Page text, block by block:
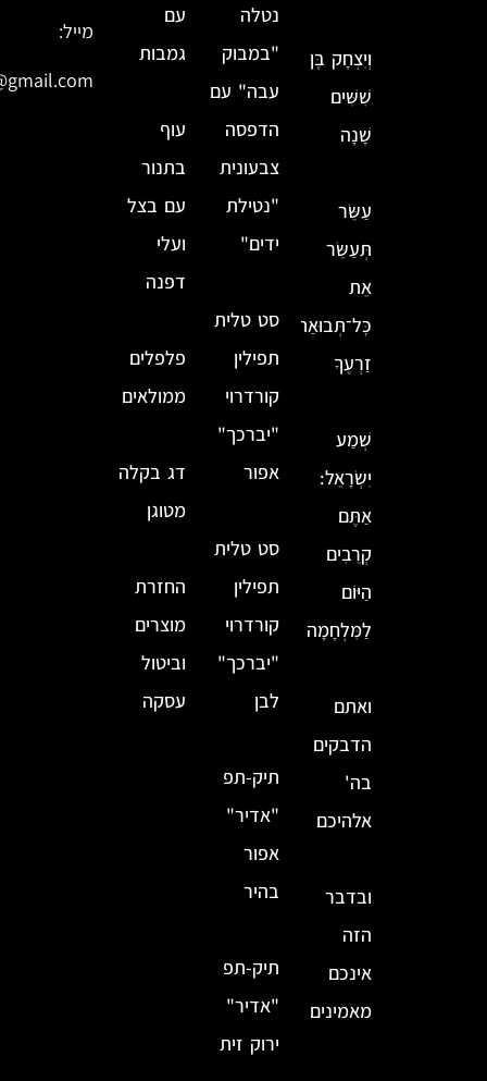
וְיִצְחָק בֶּן
שִׁשִּׁים
שָׁנָה
עַשֵּׂר
תְּעַשֵּׂר
אֵת
כׇּל־תְּבוּאַת
זַרְעֶךָ
שְׁמַע
יִשְׂרָאֵל:
אַתֶּם
קְרֵבִים
הַיּוֹם
לַמִּלְחָמָה
ואתם
הדבקים
בה'
אלהיכם
ובדבר
הזה
אינכם
מאמינים
נטלה
"במבוק
עבה" עם
הדפסה
צבעונית
"נטילת
ידים"
סט טלית
תפילין
קורדרוי
"יברכך"
אפור
סט טלית
תפילין
קורדרוי
"יברכך"
לבן
תיק-תפ
"אדיר"
אפור
בהיר
תיק-תפ
"אדיר"
ירוק זית
עם
גמבות
עוף
בתנור
עם בצל
ועלי
דפנה
פלפלים
ממולאים
דג בקלה
מטוגן
החזרת
מוצרים
וביטול
עסקה
מייל: